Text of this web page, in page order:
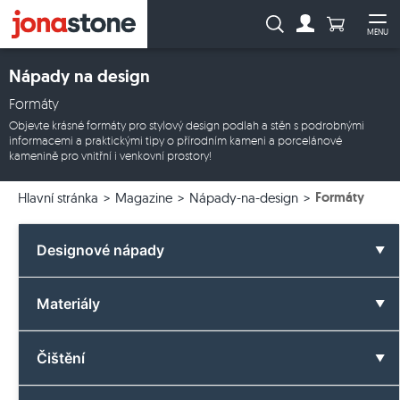
MENU
Vyhledávání:Počet
Nápady na design
Formáty
Objevte krásné formáty pro stylový design podlah a stěn s podrobnými
informacemi a praktickými tipy o přírodním kameni a porcelánové
kamenině pro vnitřní i venkovní prostory!
Hlavní stránka Magazine Nápady-na-design Formáty
Designové nápady
Všechny designové nápady
Koupelna
Materiály
Všechny materiály
Čedič
Čištění